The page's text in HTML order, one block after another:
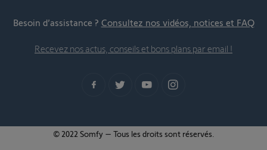
Besoin d’assistance ? Consultez nos vidéos, notices et FAQ
Recevez nos actus, conseils et bons plans par email !
© 2022 Somfy – Tous les droits sont réservés.